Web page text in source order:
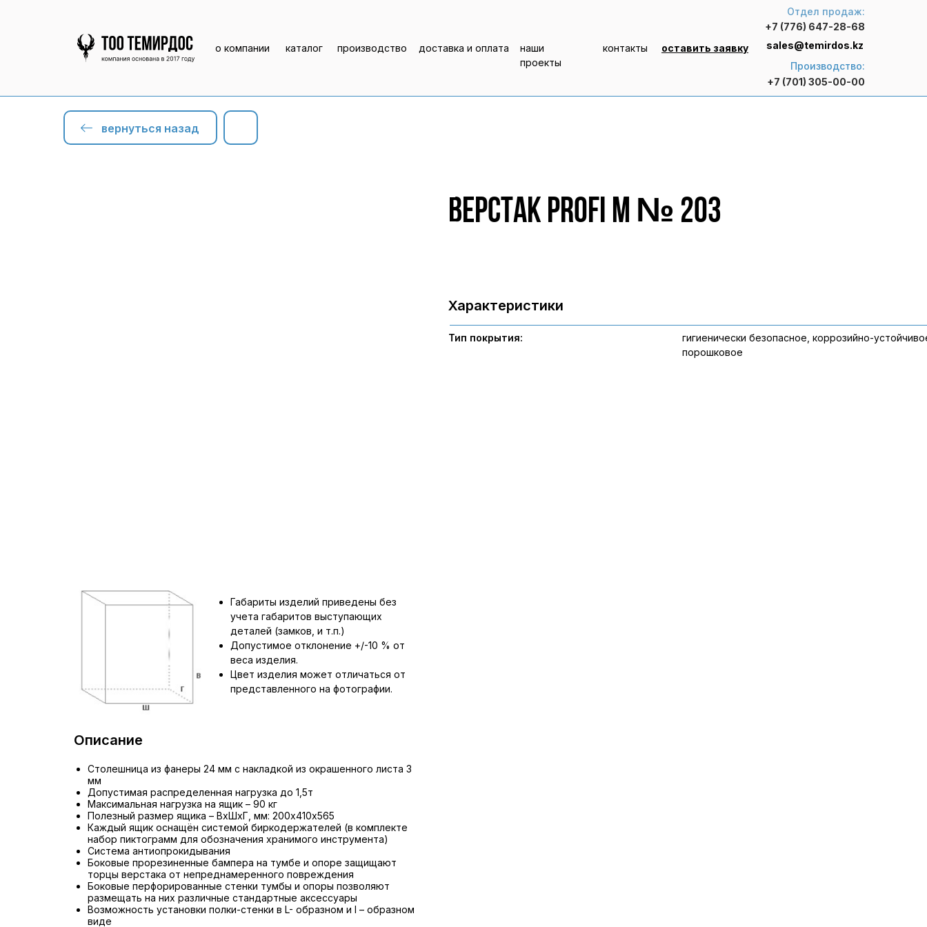
контакты оставить заявку
наши
проекты
производство доставка и оплата
каталог
о компании
Отдел продаж:
+7 (776) 647-28-68
Производство:
+7 (701) 305-00-00
sales@temirdos.kz
вернуться назад
Верстак Profi M № 203
Описание
Столешница из фанеры 24 мм с накладкой из окрашенного листа 3
мм
Допустимая распределенная нагрузка до 1,5т
Максимальная нагрузка на ящик – 90 кг
Полезный размер ящика – ВхШхГ, мм: 200х410х565
Каждый ящик оснащён системой биркодержателей (в комплекте
набор пиктограмм для обозначения хранимого инструмента)
Система антиопрокидывания
Боковые прорезиненные бампера на тумбе и опоре защищают
торцы верстака от непреднамеренного повреждения
Боковые перфорированные стенки тумбы и опоры позволяют
размещать на них различные стандартные аксессуары
Возможность установки полки-стенки в L- образном и I – образном
виде
Габариты изделий приведены без
учета габаритов выступающих
деталей (замков, и т.п.)
Допустимое отклонение +/-10 % от
веса изделия.
Цвет изделия может отличаться от
представленного на фотографии.
Характеристики
гигиенически безопасное, коррозийно-
порошковое
Тип покрытия: